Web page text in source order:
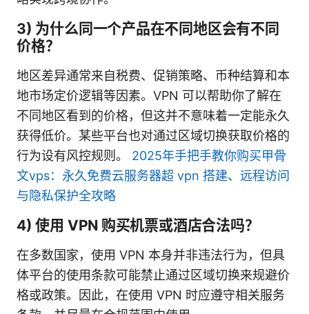
3) 为什么同一个产品在不同地区会有不同
价格？
地区差异通常来自税费、促销策略、币种结算和本
地市场定价逻辑等因素。VPN 可以帮助你了解在
不同地区看到的价格，但这并不意味着一定能永久
获得低价。某些平台也对通过区域切换获取价格的
行为设有风控规则。 2025年手把手教你购买甲骨
文vps：永久免费云服务器超 vpn 搭建、远程访问
与隐私保护全攻略
4) 使用 VPN 购买机票或酒店合法吗？
在多数国家，使用 VPN 本身并非违法行为，但具
体平台的使用条款可能禁止通过区域切换来规避价
格或政策。因此，在使用 VPN 时应遵守相关服务